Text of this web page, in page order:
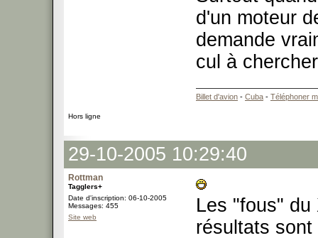
d'un moteur
demande
cul à
Billet d'avion - Cuba - Téléphoner
Hors ligne
29-10-2005 10:29:40
Rottman
Tagglers+
Date d'inscription: 06-10-2005
Messages: 455
Site web
Les "fous" du
résultats